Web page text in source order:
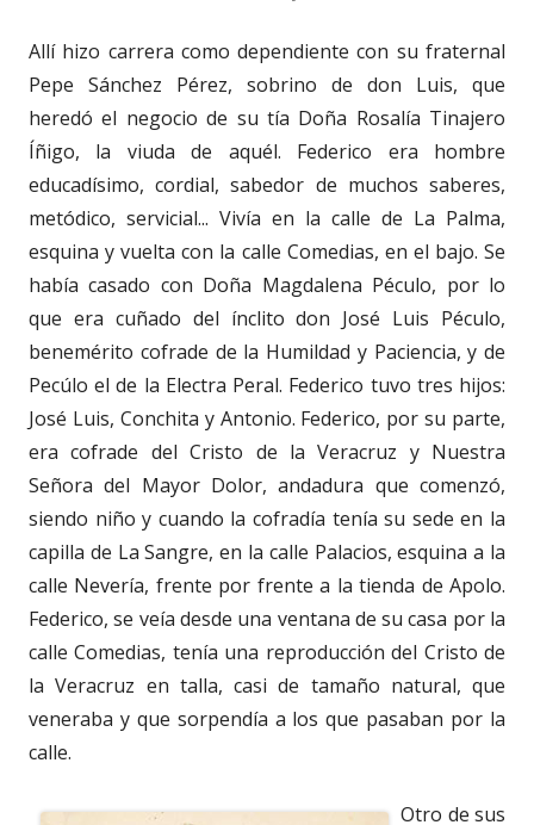
Allí hizo carrera como dependiente con su fraternal
Pepe Sánchez Pérez, sobrino de don Luis, que
heredó el negocio de su tía Doña Rosalía Tinajero
Íñigo, la viuda de aquél. Federico era hombre
educadísimo, cordial, sabedor de muchos saberes,
metódico, servicial... Vivía en la calle de La Palma,
esquina y vuelta con la calle Comedias, en el bajo. Se
había casado con Doña Magdalena Péculo, por lo
que era cuñado del ínclito don José Luis Péculo,
benemérito cofrade de la Humildad y Paciencia, y de
Pecúlo el de la Electra Peral. Federico tuvo tres hijos:
José Luis, Conchita y Antonio. Federico, por su parte,
era cofrade del Cristo de la Veracruz y Nuestra
Señora del Mayor Dolor, andadura que comenzó,
siendo niño y cuando la cofradía tenía su sede en la
capilla de La Sangre, en la calle Palacios, esquina a la
calle Nevería, frente por frente a la tienda de Apolo.
Federico, se veía desde una ventana de su casa por la
calle Comedias, tenía una reproducción del Cristo de
la Veracruz en talla, casi de tamaño natural, que
veneraba y que sorpendía a los que pasaban por la
calle.
Otro de sus